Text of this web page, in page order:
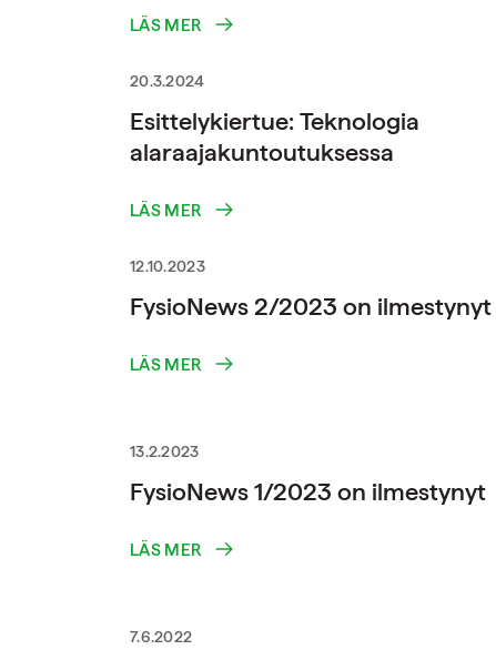
LÄS MER
20.3.2024
Esittelykiertue: Teknologia
alaraajakuntoutuksessa
LÄS MER
12.10.2023
FysioNews 2/2023 on ilmestynyt
LÄS MER
13.2.2023
FysioNews 1/2023 on ilmestynyt
LÄS MER
7.6.2022